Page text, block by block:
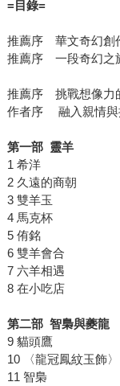
=目錄=
推薦序 華文奇幻
推薦序 一段奇幻
推薦序 挑戰想像
作者序 融入親情與
第一部 靈羊
1 希洋
2 久遠的商朝
3 雙羊玉
4 馬克杯
5 侑銘
6 雙羊會合
7 六羊相遇
8 在小吃店
第二部 智梟與夔龍
9 貓頭鷹
10 〈龍冠鳳紋玉飾〉
11 智梟